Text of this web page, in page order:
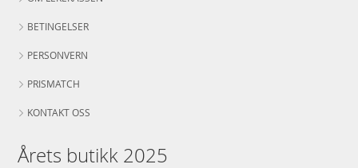
BETINGELSER
PERSONVERN
PRISMATCH
KONTAKT OSS
Årets butikk 2025